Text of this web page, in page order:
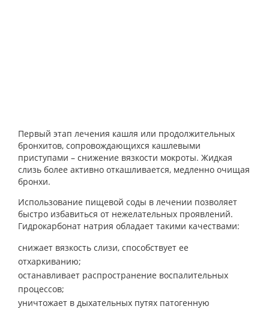
Первый этап лечения кашля или продолжительных
бронхитов, сопровождающихся кашлевыми
приступами – снижение вязкости мокроты. Жидкая
слизь более активно откашливается, медленно очищая
бронхи.
Использование пищевой соды в лечении позволяет
быстро избавиться от нежелательных проявлений.
Гидрокарбонат натрия обладает такими качествами:
снижает вязкость слизи, способствует ее
отхаркиванию;
останавливает распространение воспалительных
процессов;
уничтожает в дыхательных путях патогенную